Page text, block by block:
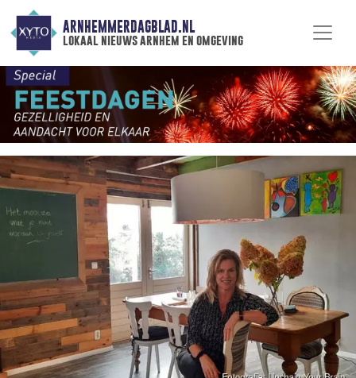
ARNHEMMERDAGBLAD.NL
lokaal nieuws arnhem en omgeving